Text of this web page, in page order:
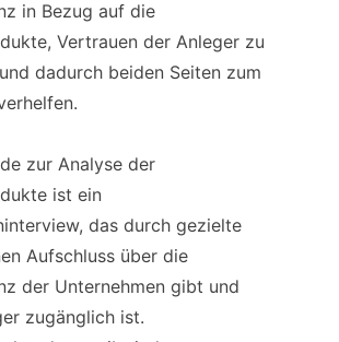
in Bezug auf die
Vertrauen der Anleger zu
dadurch beiden Seiten zum
zur Analyse der
ist ein
das durch gezielte
Aufschluss über die
der Unternehmen gibt und
zugänglich ist.